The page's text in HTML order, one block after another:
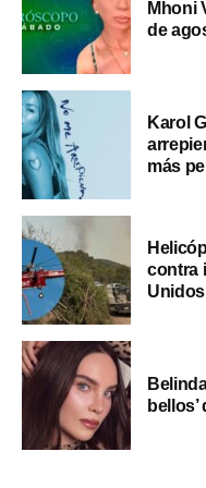
Mhoni
de
Karol
más
contra
Unidos